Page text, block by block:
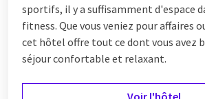
sportifs, il y a suffisamment d'espace
fitness. Que vous veniez pour affaires
cet hôtel offre tout ce dont vous avez
séjour confortable et relaxant.
Voir l'hôtel